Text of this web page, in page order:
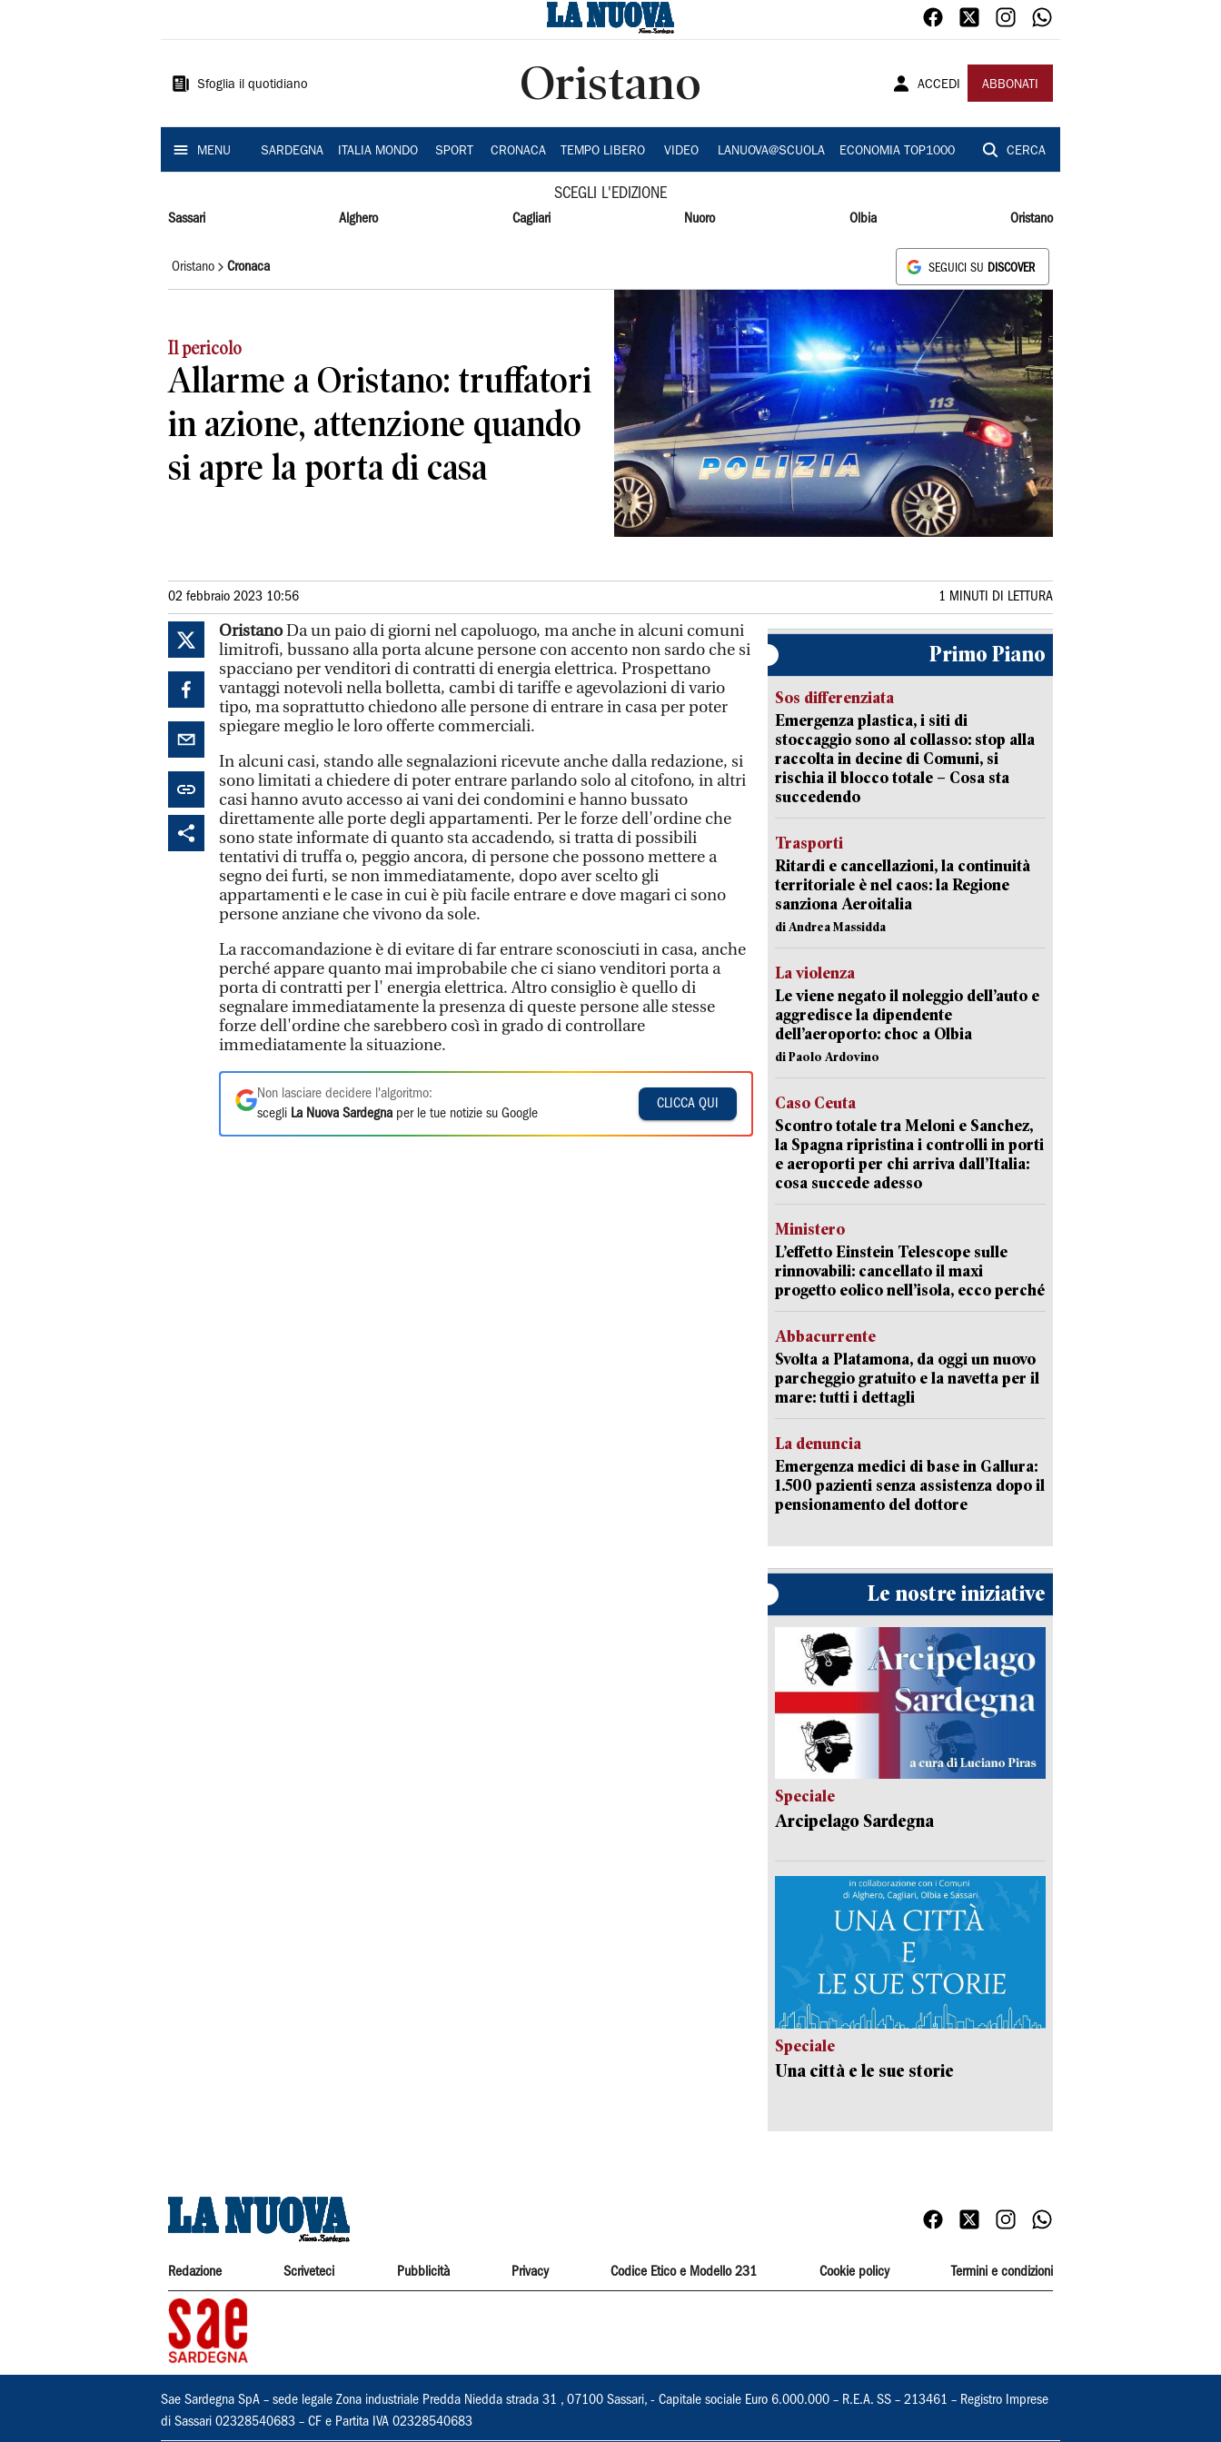
Sardegna
Sfoglia il quotidiano Oristano ACCEDI ABBONATI
MENU SARDEGNA ITALIA MONDO SPORT CRONACA TEMPO LIBERO VIDEO LANUOVA@SCUOLA ECONOMIA TOP1000 CERCA
SCEGLI L'EDIZIONE
Sassari Alghero Cagliari Nuoro Olbia Oristano
Oristano Cronaca SEGUICI SU DISCOVER
Il pericolo
Allarme a Oristano: truffatori
in azione, attenzione quando
si apre la porta di casa
02 febbraio 2023 10:56 1 MINUTI DI LETTURA
OristanoDa un paio di giorni nel capoluogo, ma anche in alcuni comuni
limitrofi, bussano alla porta alcune persone con accento non sardo che si
spacciano per venditori di contratti di energia elettrica. Prospettano
vantaggi notevoli nella bolletta, cambi di tariffe e agevolazioni di vario
tipo, ma soprattutto chiedono alle persone di entrare in casa per poter
spiegare meglio le loro offerte commerciali.
In alcuni casi, stando alle segnalazioni ricevute anche dalla redazione, si
sono limitati a chiedere di poter entrare parlando solo al citofono, in altri
casi hanno avuto accesso ai vani dei condomini e hanno bussato
direttamente alle porte degli appartamenti. Per le forze dell'ordine che
sono state informate di quanto sta accadendo, si tratta di possibili
tentativi di truffa o, peggio ancora, di persone che possono mettere a
segno dei furti, se non immediatamente, dopo aver scelto gli
appartamenti e le case in cui è più facile entrare e dove magari ci sono
persone anziane che vivono da sole.
La raccomandazione è di evitare di far entrare sconosciuti in casa, anche
perché appare quanto mai improbabile che ci siano venditori porta a
porta di contratti per l' energia elettrica. Altro consiglio è quello di
segnalare immediatamente la presenza di queste persone alle stesse
forze dell'ordine che sarebbero così in grado di controllare
immediatamente la situazione.
Non lasciare decidere l'algoritmo:
scegli La Nuova Sardegna per le tue notizie su Google
CLICCA QUI
Primo Piano
Sos differenziata
Emergenza plastica, i siti di
stoccaggio sono al collasso: stop alla
raccolta in decine di Comuni, si
rischia il blocco totale – Cosa sta
succedendo
Trasporti
Ritardi e cancellazioni, la continuità
territoriale è nel caos: la Regione
sanziona Aeroitalia
di Andrea Massidda
La violenza
Le viene negato il noleggio dell’auto e
aggredisce la dipendente
dell’aeroporto: choc a Olbia
di Paolo Ardovino
Caso Ceuta
Scontro totale tra Meloni e Sanchez,
la Spagna ripristina i controlli in porti
e aeroporti per chi arriva dall’Italia:
cosa succede adesso
Ministero
L’effetto Einstein Telescope sulle
rinnovabili: cancellato il maxi
progetto eolico nell’isola, ecco perché
Abbacurrente
Svolta a Platamona, da oggi un nuovo
parcheggio gratuito e la navetta per il
mare: tutti i dettagli
La denuncia
Emergenza medici di base in Gallura:
1.500 pazienti senza assistenza dopo il
pensionamento del dottore
Le nostre iniziative
Speciale
Arcipelago Sardegna
Speciale
Una città e le sue storie
Redazione Scriveteci Pubblicità Privacy Codice Etico e Modello 231 Cookie policy Termini e condizioni
Sae Sardegna SpA – sede legale Zona industriale Predda Niedda strada 31 , 07100 Sassari, - Capitale sociale Euro 6.000.000 – R.E.A. SS – 213461 – Registro Imprese
di Sassari 02328540683 – CF e Partita IVA 02328540683